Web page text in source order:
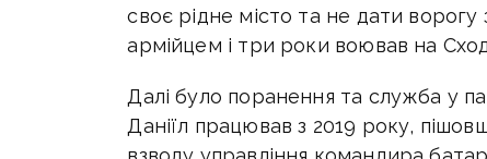
своє рідне місто та не дати
армійцем і три роки воював на
Далі було поранення та служба у
Даніїл працював з 2019 року,